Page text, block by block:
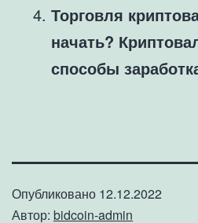
Торговля
начать?
способы
Опубликовано 12.12.2022
Автор: bidcoin-admin